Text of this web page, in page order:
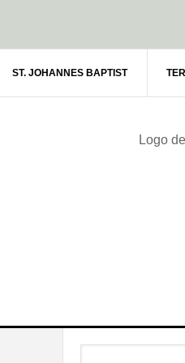
ST. JOHANNES BAPTIST
Haupt-